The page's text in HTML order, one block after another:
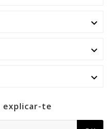



explicar-te